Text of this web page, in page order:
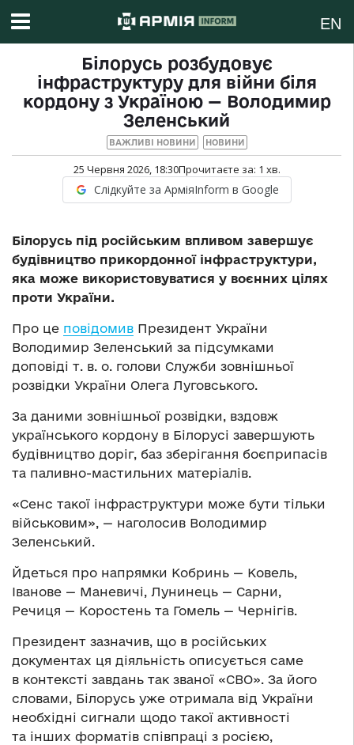
EN
Білорусь розбудовує
інфраструктуру для війни біля
кордону з Україною — Володимир
Зеленський
ВАЖЛИВІ НОВИНИ НОВИНИ
25 Червня 2026, 18:30Прочитаєте за: 1 хв.
Слідкуйте за АрміяInform в Google
Білорусь під російським впливом завершує
будівництво прикордонної інфраструктури,
яка може використовуватися у воєнних цілях
проти України.
Про це повідомив Президент України
Володимир Зеленський за підсумками
доповіді т. в. о. голови Служби зовнішньої
розвідки України Олега Луговського.
За даними зовнішньої розвідки, вздовж
українського кордону в Білорусі завершують
будівництво доріг, баз зберігання боєприпасів
та паливно-мастильних матеріалів.
«Сенс такої інфраструктури може бути тільки
військовим», — наголосив Володимир
Зеленський.
Йдеться про напрямки Кобринь — Ковель,
Іванове — Маневичі, Лунинець — Сарни,
Речиця — Коростень та Гомель — Чернігів.
Президент зазначив, що в російських
документах ця діяльність описується саме
в контексті завдань так званої «СВО». За його
словами, Білорусь уже отримала від України
необхідні сигнали щодо такої активності
та інших форматів співпраці з росією,